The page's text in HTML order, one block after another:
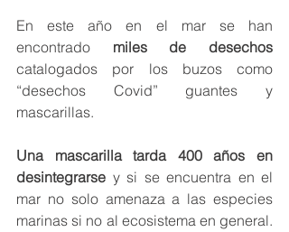
En este año en el mar se han
encontrado miles de desechos
catalogados por los buzos como
“desechos Covid” guantes y
mascarillas.
Una mascarilla tarda 400 años en
desintegrarse y si se encuentra en el
mar no solo amenaza a las especies
marinas si no al ecosistema en general.